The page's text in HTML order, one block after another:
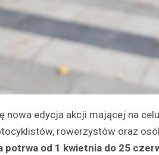
nowa edycja akcji mającej na
rowerzystów oraz
potrwa od 1 kwietnia do 25